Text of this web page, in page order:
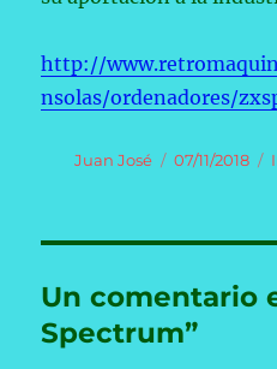
http://
nsolas/ordenadores/
Autor
Juan José
Publicado
07/11/2018
Un comentario
Spectrum”